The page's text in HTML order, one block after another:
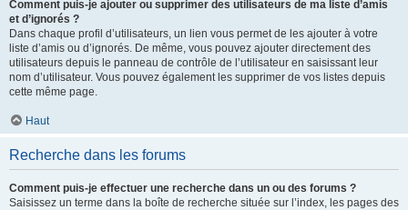
Comment puis-je ajouter ou supprimer des utilisateurs de ma liste d’amis
et d’ignorés ?
Dans chaque profil d’utilisateurs, un lien vous permet de les ajouter à votre
liste d’amis ou d’ignorés. De même, vous pouvez ajouter directement des
utilisateurs depuis le panneau de contrôle de l’utilisateur en saisissant leur
nom d’utilisateur. Vous pouvez également les supprimer de vos listes depuis
cette même page.
Haut
Recherche dans les forums
Comment puis-je effectuer une recherche dans un ou des forums ?
Saisissez un terme dans la boîte de recherche située sur l’index, les pages des